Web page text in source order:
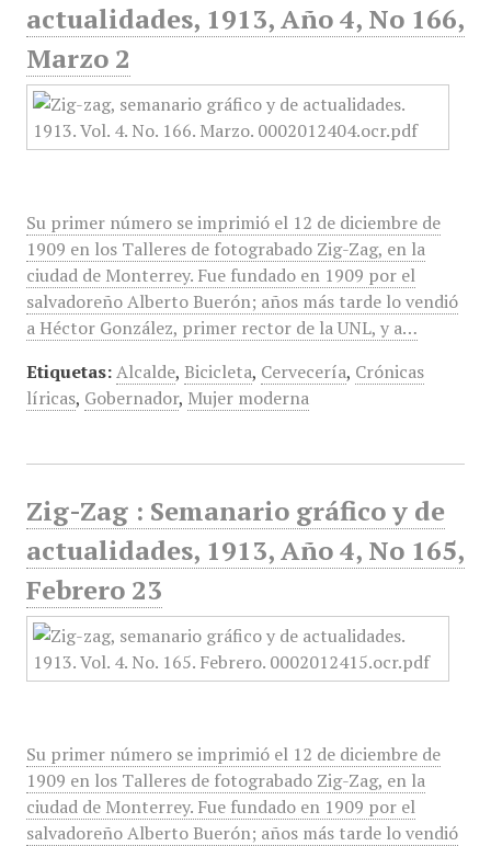
actualidades, 1913, Año 4, No 166,
Marzo 2
Su primer número se imprimió el 12 de diciembre de
1909 en los Talleres de fotograbado Zig-Zag, en la
ciudad de Monterrey. Fue fundado en 1909 por el
salvadoreño Alberto Buerón; años más tarde lo vendió
a Héctor González, primer rector de la UNL, y a…
Etiquetas: Alcalde, Bicicleta, Cervecería, Crónicas
líricas, Gobernador, Mujer moderna
Zig-Zag : Semanario gráfico y de
actualidades, 1913, Año 4, No 165,
Febrero 23
Su primer número se imprimió el 12 de diciembre de
1909 en los Talleres de fotograbado Zig-Zag, en la
ciudad de Monterrey. Fue fundado en 1909 por el
salvadoreño Alberto Buerón; años más tarde lo vendió